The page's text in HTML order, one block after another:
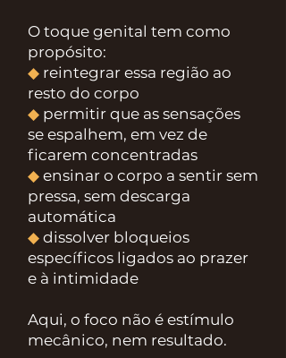
O toque genital tem como
propósito:
◆ reintegrar essa região ao
resto do corpo
◆ permitir que as sensações
se espalhem, em vez de
ficarem concentradas
◆ ensinar o corpo a sentir sem
pressa, sem descarga
automática
◆ dissolver bloqueios
específicos ligados ao prazer
e à intimidade
Aqui, o foco não é estímulo
mecânico, nem resultado.